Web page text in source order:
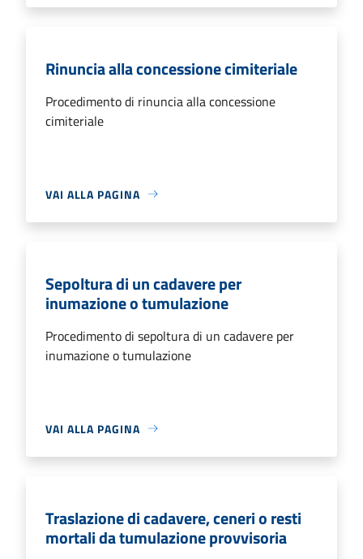
Rinuncia alla concessione cimiteriale
Procedimento di rinuncia alla concessione
cimiteriale
VAI ALLA PAGINA
Sepoltura di un cadavere per
inumazione o tumulazione
Procedimento di sepoltura di un cadavere per
inumazione o tumulazione
VAI ALLA PAGINA
Traslazione di cadavere, ceneri o resti
mortali da tumulazione provvisoria